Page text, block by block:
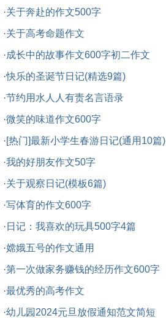
·关于奔赴的作文500字
·关于高考命题作文
·成长中的故事作文600字初二作文
·快乐的圣诞节日记(精选9篇)
·节约用水人人有责名言语录
·微笑的味道作文600字
·[热门]最新小学生春游日记(通用10篇)
·我的好朋友作文50字
·关于观察日记(模板6篇)
·写体育的作文600字
· 日记：我喜欢的玩具500字4篇
·嫦娥五号的作文通用
·第一次做家务赚钱的经历作文600字
·最优秀的高考作文
·幼儿园2024元旦放假通知范文简短